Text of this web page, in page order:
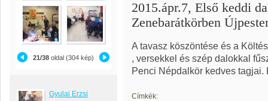
21/38 oldal (304 kép)
Gyulai Erzsi
2015.ápr.7, Első keddi
Zenebarátkörben
A tavasz köszöntése és a
, versekkel és szép dalokkal
Penci Népdalkör kedves
Címkék: